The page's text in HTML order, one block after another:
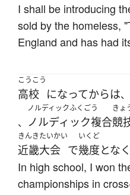
I shall be introducing
sold by the homeless,
England and has had
こうこう
高校 になってからは、
、
ノルディックふくごう
ノルディック複合
きょ
競
きんき
近畿
たいかい
大会 で
いくど
幾度となく
In high school, I won
championships in